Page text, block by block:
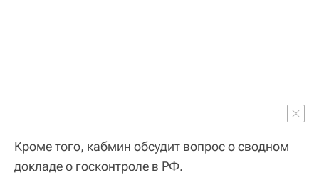
Кроме того, кабмин обсудит вопрос о сводном
докладе о госконтроле в РФ.